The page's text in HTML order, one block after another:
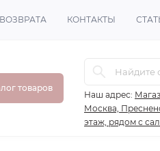
КОНТАКТЫ
товаров
Наш адрес:
Москва,
этаж, рядом с